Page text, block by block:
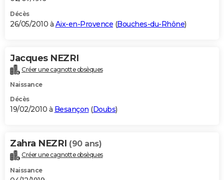
Décès
26/05/2010 à Aix-en-Provence (Bouches-du-Rhône)
Jacques NEZRI
Créer une cagnotte obsèques
Naissance
Décès
19/02/2010 à Besançon (Doubs)
Zahra NEZRI (90 ans)
Créer une cagnotte obsèques
Naissance